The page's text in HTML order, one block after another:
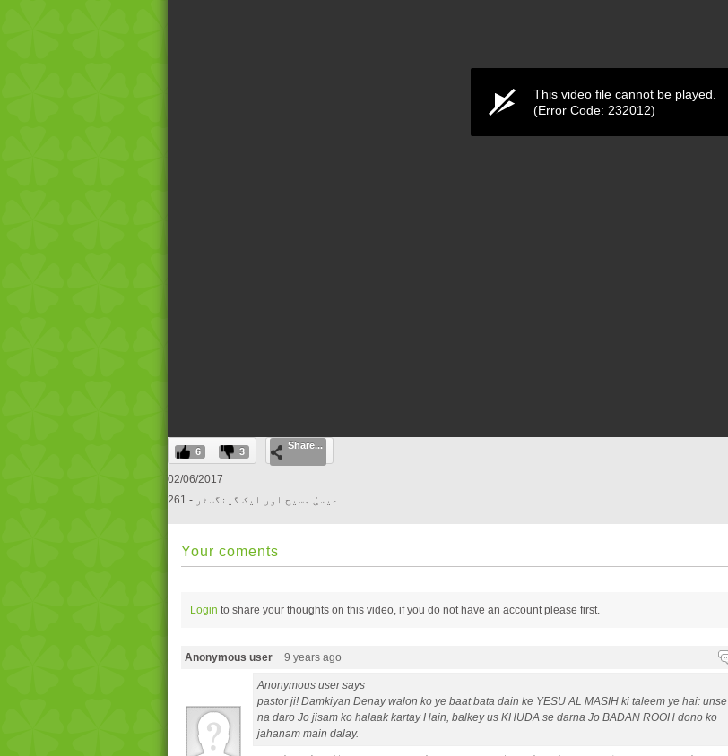
0
seconds
of
0
0%
This video file cannot be played.
(Error Code: 232012)
6 3
Share...
02/06/2017
261 - عیسیٰ مسیح اور ایک گینگسٹر
Your coments
Login to share your thoughts on this video, if you do not have an account please first.
Anonymous user 9 years ago
Anonymous user says
pastor ji! Damkiyan Denay walon ko ye baat bata dain ke YESU AL MASIH ki taleem ye hai: unse
na daro Jo jisam ko halaak kartay Hain, balkey us KHUDA se darna Jo BADAN ROOH dono ko
jahanam main dalay.